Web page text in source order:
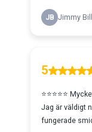
JB Jimmy
5
⭐️⭐️⭐️⭐️⭐️
Jag är väldigt
fungerade